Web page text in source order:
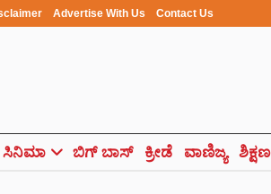
Advertise With Us Contact Us
ಸಿನಿಮಾ ಬಿಗ್ ಬಾಸ್ ಕ್ರೀಡೆ ವಾಣಿಜ್ಯ ಶಿಕ್ಷಣ